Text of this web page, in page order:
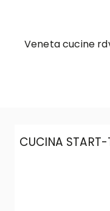
Veneta cucine
CUCINA START-